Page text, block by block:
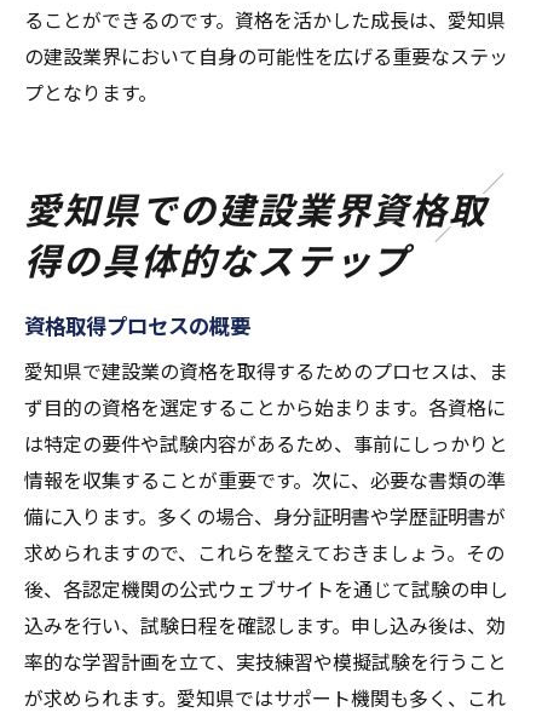
ることができるのです。資格を活かした成長は、愛知県
の建設業界において自身の可能性を広げる重要なステッ
プとなります。
愛知県での建設業界資格取
得の具体的なステップ
資格取得プロセスの概要
愛知県で建設業の資格を取得するためのプロセスは、ま
ず目的の資格を選定することから始まります。各資格に
は特定の要件や試験内容があるため、事前にしっかりと
情報を収集することが重要です。次に、必要な書類の準
備に入ります。多くの場合、身分証明書や学歴証明書が
求められますので、これらを整えておきましょう。その
後、各認定機関の公式ウェブサイトを通じて試験の申し
込みを行い、試験日程を確認します。申し込み後は、効
率的な学習計画を立て、実技練習や模擬試験を行うこと
が求められます。愛知県ではサポート機関も多く、これ